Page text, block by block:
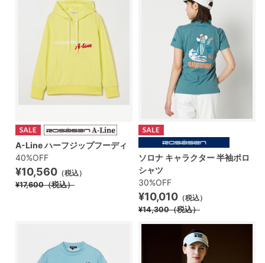
A-Line ハーフジップフーディ
40%OFF
¥10,560 （税込）
¥17,600（税込）
ソロナ キャラクター 半袖ポロ
シャツ
30%OFF
¥10,010 （税込）
¥14,300（税込）